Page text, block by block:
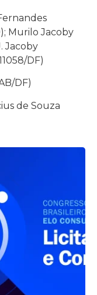
Murilo Jacoby
Jacoby
DF)
DF)
de Souza